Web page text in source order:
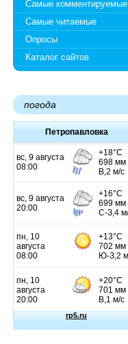
Самые комментируемые
Самые читаемые
Опросы
Каталог сайтов
погода
Петропавловка